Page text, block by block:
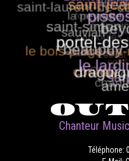
Chanteur
Téléphone: